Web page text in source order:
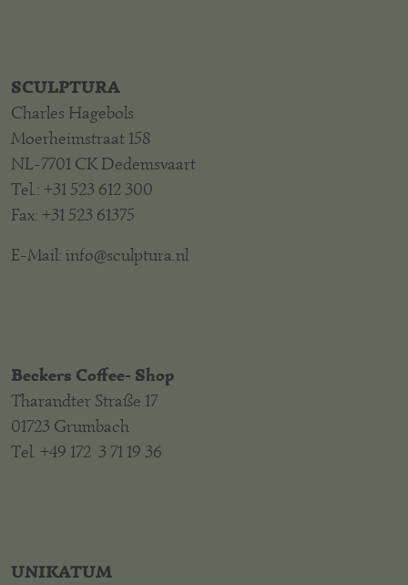
SCULPTURA
Charles Hagebols
Moerheimstraat 158
NL-7701 CK Dedemsvaart
Tel.: +31 523 612 300
Fax: +31 523 61375
E-Mail: info@sculptura.nl
Beckers Coffee- Shop
Tharandter Straße 17
01723 Grumbach
Tel. +49 172 3 71 19 36
UNIKATUM